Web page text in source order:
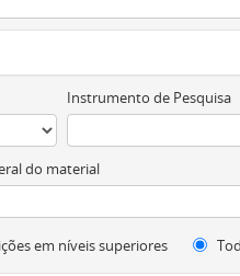
Instrumento de Pesquisa
do material
em níveis superiores